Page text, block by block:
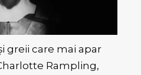
greii care mai apar
Rampling,